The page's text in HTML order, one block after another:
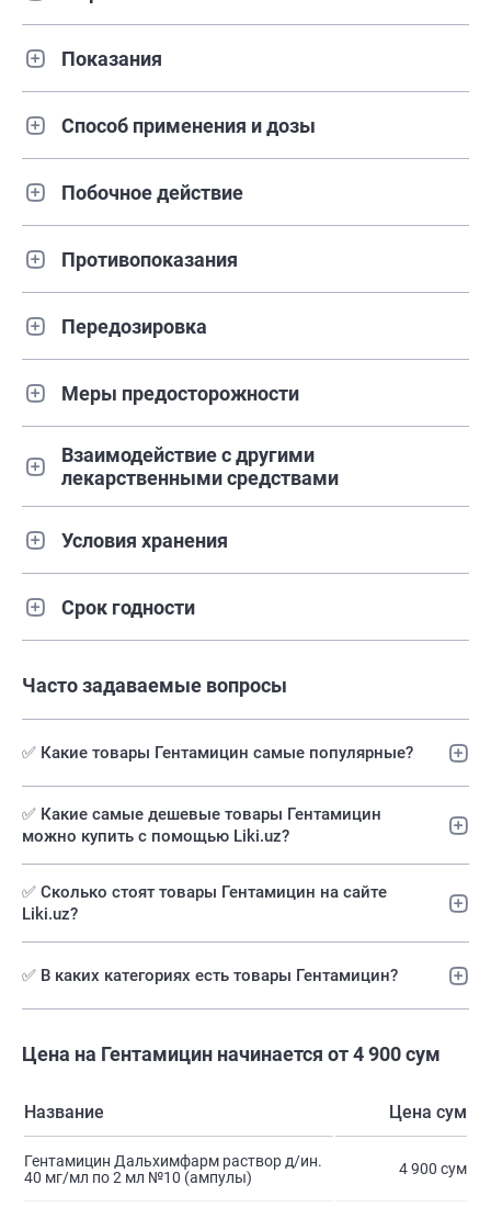
Показания
Способ применения и дозы
Побочное действие
Противопоказания
Передозировка
Меры предосторожности
Взаимодействие с другими
лекарственными средствами
Условия хранения
Срок годности
Часто задаваемые вопросы
✅ Какие товары Гентамицин самые популярные?
✅️ Какие самые дешевые товары Гентамицин
можно купить с помощью Liki.uz?
✅ Сколько стоят товары Гентамицин на сайте
Liki.uz?
✅ В каких категориях есть товары Гентамицин?
Цена на Гентамицин начинается от 4 900 сум
Название Цена сум
Гентамицин Дальхимфарм раствор д/ин.
40 мг/мл по 2 мл №10 (ампулы)
4 900 сум